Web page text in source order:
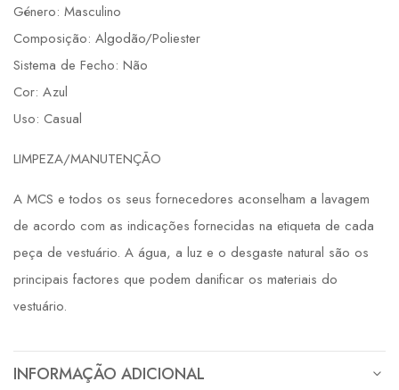
Género: Masculino
Composição: Algodão/Poliester
Sistema de Fecho: Não
Cor: Azul
Uso: Casual
LIMPEZA/MANUTENÇÃO
A MCS e todos os seus fornecedores aconselham a lavagem
de acordo com as indicações fornecidas na etiqueta de cada
peça de vestuário. A água, a luz e o desgaste natural são os
principais factores que podem danificar os materiais do
vestuário.
INFORMAÇÃO ADICIONAL